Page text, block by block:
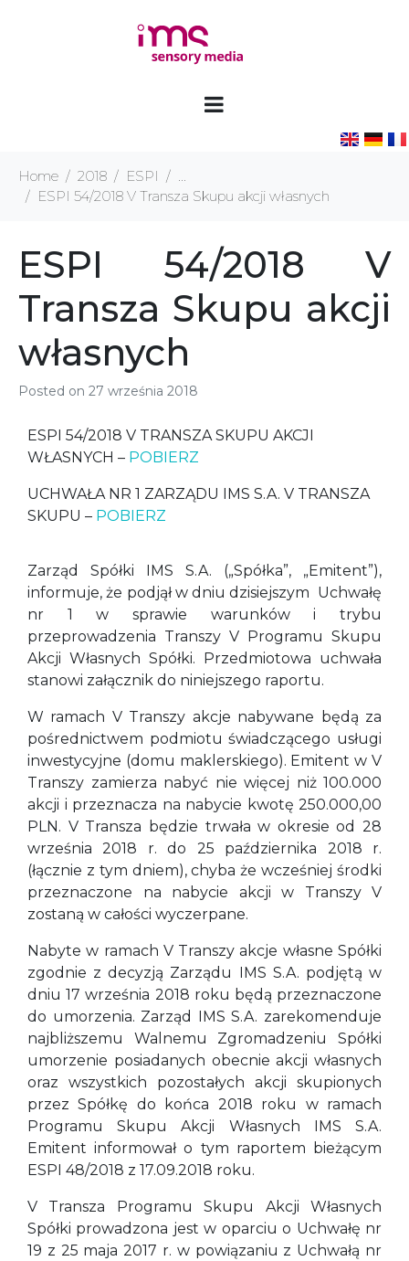
Home 2018 ESPI
...
ESPI 54/2018 V Transza Skupu akcji własnych
ESPI 54/2018 V
Transza Skupu akcji
własnych
Posted on 27 września 2018
ESPI 54/2018 V TRANSZA SKUPU AKCJI
WŁASNYCH – POBIERZ
UCHWAŁA NR 1 ZARZĄDU IMS S.A. V TRANSZA
SKUPU – POBIERZ
Zarząd Spółki IMS S.A. („Spółka”, „Emitent”),
informuje, że podjął w dniu dzisiejszym Uchwałę
nr 1 w sprawie warunków i trybu
przeprowadzenia Transzy V Programu Skupu
Akcji Własnych Spółki. Przedmiotowa uchwała
stanowi załącznik do niniejszego raportu.
W ramach V Transzy akcje nabywane będą za
pośrednictwem podmiotu świadczącego usługi
inwestycyjne (domu maklerskiego). Emitent w V
Transzy zamierza nabyć nie więcej niż 100.000
akcji i przeznacza na nabycie kwotę 250.000,00
PLN. V Transza będzie trwała w okresie od 28
września 2018 r. do 25 października 2018 r.
(łącznie z tym dniem), chyba że wcześniej środki
przeznaczone na nabycie akcji w Transzy V
zostaną w całości wyczerpane.
Nabyte w ramach V Transzy akcje własne Spółki
zgodnie z decyzją Zarządu IMS S.A. podjętą w
dniu 17 września 2018 roku będą przeznaczone
do umorzenia. Zarząd IMS S.A. zarekomenduje
najbliższemu Walnemu Zgromadzeniu Spółki
umorzenie posiadanych obecnie akcji własnych
oraz wszystkich pozostałych akcji skupionych
przez Spółkę do końca 2018 roku w ramach
Programu Skupu Akcji Własnych IMS S.A.
Emitent informował o tym raportem bieżącym
ESPI 48/2018 z 17.09.2018 roku.
V Transza Programu Skupu Akcji Własnych
Spółki prowadzona jest w oparciu o Uchwałę nr
19 z 25 maja 2017 r. w powiązaniu z Uchwałą nr